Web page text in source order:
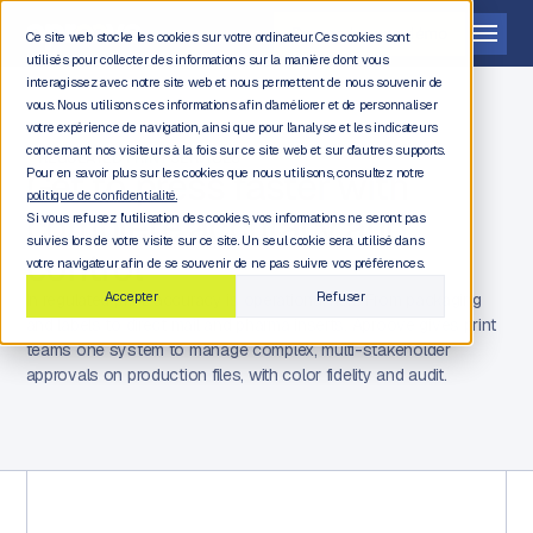
Ce site web stocke les cookies sur votre ordinateur. Ces cookies sont
utilisés pour collecter des informations sur la manière dont vous
interagissez avec notre site web et nous permettent de nous souvenir de
vous. Nous utilisons ces informations afin d'améliorer et de personnaliser
votre expérience de navigation, ainsi que pour l'analyse et les indicateurs
concernant nos visiteurs à la fois sur ce site web et sur d'autres supports.
Pour en savoir plus sur les cookies que nous utilisons, consultez notre
politique de confidentialité.
Si vous refusez l'utilisation des cookies, vos informations ne seront pas
suivies lors de votre visite sur ce site. Un seul cookie sera utilisé dans
votre navigateur afin de se souvenir de ne pas suivre vos préférences.
Accepter
Refuser
Demander une démo
REGULATED PRINT SERVICES
Get to press faster with
complete accuracy and
control
In regulated print, accuracy is operational risk. From packaging
and labels to direct mail and pharma inserts, Aproove gives print
teams one system to manage complex, multi-stakeholder
approvals on production files, with color fidelity and audit.